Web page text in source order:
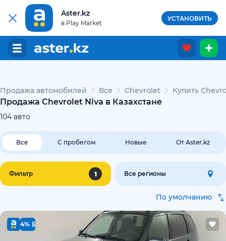
Aster.kz
в Play Market
УСТАНОВИТЬ
Продажа автомобилей Все Chevrolet Купить
Продажа Chevrolet Niva в Казахстане
104 авто
Все С пробегом Новые От Aster.kz
Фильтр 1 Все регионы
По умолчанию
4%